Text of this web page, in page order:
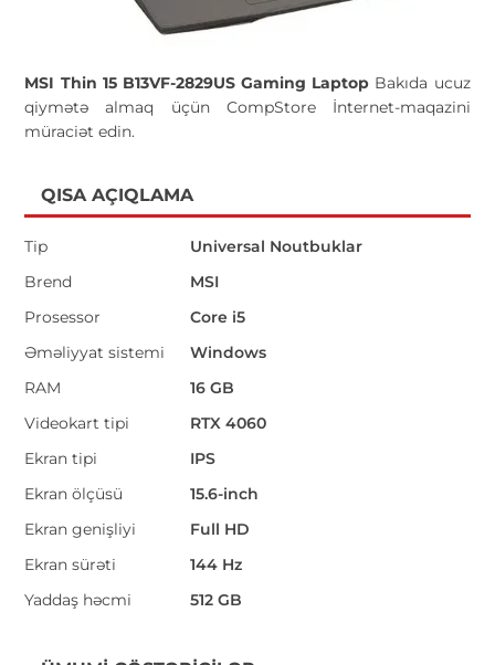
MSI Thin 15 B13VF-2829USGaming Laptop Bakıda ucuz
qiymətə almaq üçün CompStore İnternet-maqazini
müraciət edin.
QISA AÇIQLAMA
Tip
Universal Noutbuklar
Brend
MSI
Prosessor
Core i5
Əməliyyat sistemi
Windows
RAM
16 GB
Videokart tipi
RTX 4060
Ekran tipi
IPS
Ekran ölçüsü
15.6-inch
Ekran genişliyi
Full HD
Ekran sürəti
144 Hz
Yaddaş həcmi
512 GB